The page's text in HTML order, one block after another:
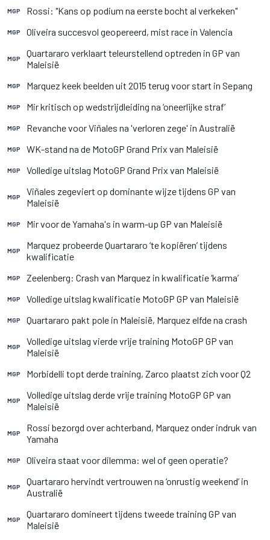
MGP Rossi: "Kans op podium na eerste bocht al verkeken"
MGP Oliveira succesvol geopereerd, mist race in Valencia
MGP
Quartararo verklaart teleurstellend optreden in GP van
Maleisië
MGP Marquez keek beelden uit 2015 terug voor start in Sepang
MGP Mir kritisch op wedstrijdleiding na ‘oneerlijke straf’
MGP Revanche voor Viñales na 'verloren zege' in Australië
MGP WK-stand na de MotoGP Grand Prix van Maleisië
MGP Volledige uitslag MotoGP Grand Prix van Maleisië
MGP
Viñales zegeviert op dominante wijze tijdens GP van
Maleisië
MGP Mir voor de Yamaha's in warm-up GP van Maleisië
MGP
Marquez probeerde Quartararo ‘te kopiëren’ tijdens
kwalificatie
MGP Zeelenberg: Crash van Marquez in kwalificatie ‘karma’
MGP Volledige uitslag kwalificatie MotoGP GP van Maleisië
MGP Quartararo pakt pole in Maleisië, Marquez elfde na crash
MGP
Volledige uitslag vierde vrije training MotoGP GP van
Maleisië
MGP Morbidelli topt derde training, Zarco plaatst zich voor Q2
MGP
Volledige uitslag derde vrije training MotoGP GP van
Maleisië
MGP
Rossi bezorgd over achterband, Marquez onder indruk van
Yamaha
MGP Oliveira staat voor dilemma: wel of geen operatie?
MGP
Quartararo hervindt vertrouwen na ‘onrustig weekend’ in
Australië
MGP
Quartararo domineert tijdens tweede training GP van
Maleisië